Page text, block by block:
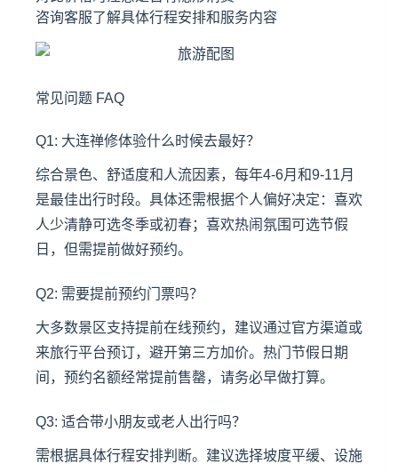
咨询客服了解具体行程安排和服务内容
常见问题 FAQ
Q1: 大连禅修体验什么时候去最好？
综合景色、舒适度和人流因素，每年4-6月和9-11月
是最佳出行时段。具体还需根据个人偏好决定：喜欢
人少清静可选冬季或初春；喜欢热闹氛围可选节假
日，但需提前做好预约。
Q2: 需要提前预约门票吗？
大多数景区支持提前在线预约，建议通过官方渠道或
来旅行平台预订，避开第三方加价。热门节假日期
间，预约名额经常提前售罄，请务必早做打算。
Q3: 适合带小朋友或老人出行吗？
需根据具体行程安排判断。建议选择坡度平缓、设施